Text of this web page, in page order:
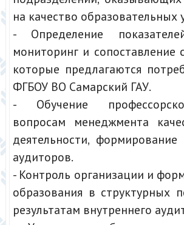
на качество образовательных
- Определение
мониторинг и сопоставление
которые предлагаются
ФГБОУ ВО Самарский ГАУ.
- Обучение профессорско-
вопросам менеджмента
деятельности,
аудиторов.
- Контроль организации и
образования в структурных
результатам внутреннего